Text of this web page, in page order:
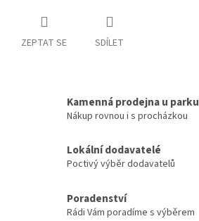
ZEPTAT SE SDÍLET
Kamenná prodejna u parku
Nákup rovnou i s procházkou
Lokální dodavatelé
Poctivý výběr dodavatelů
Poradenství
Rádi Vám poradíme s výběrem